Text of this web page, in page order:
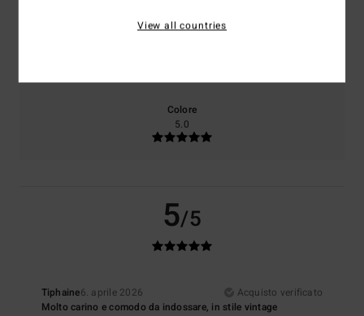
Colore
5.0
5/5
Tiphaine6. aprile 2026
Acquisto verificato
Molto carino e comodo da indossare, in stile vintage
View all countries